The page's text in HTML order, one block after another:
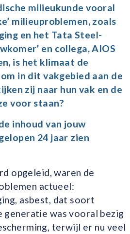
milieukunde vooral
milieuproblemen, zoals
en het Tata Steel-
en collega, AIOS
is het klimaat de
in dit vakgebied aan de
zij naar hun vak en de
voor staan?
inhoud van jouw
24 jaar zien
opgeleid, waren de
actueel:
asbest, dat soort
generatie was vooral bezig
terwijl er nu veel